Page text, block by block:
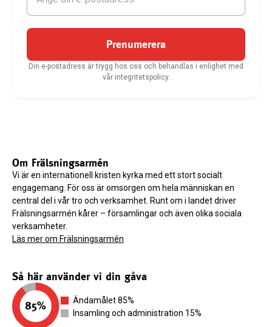
Prenumerera
Din e-postadress är trygg hos oss och behandlas i enlighet med
vår integritetspolicy.
Om Frälsningsarmén
Vi är en internationell kristen kyrka med ett stort socialt
engagemang. För oss är omsorgen om hela människan en
central del i vår tro och verksamhet. Runt om i landet driver
Frälsningsarmén kårer – församlingar och även olika sociala
verksamheter.
Läs mer om Frälsningsarmén
Så här använder vi din gåva
Ändamålet 85%
Insamling och administration 15%